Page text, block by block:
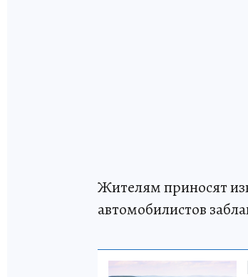
Жителям приносят
автомобилистов